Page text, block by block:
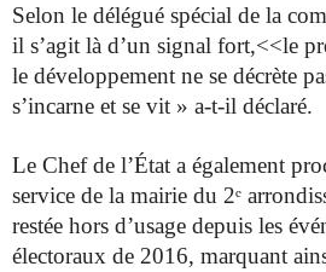
Selon le délégué spécial de la
il s’agit là d’un signal fort,<<le
le développement ne se décrète
s’incarne et se vit » a-t-il déclaré.
Le Chef de l’État a également
service de la mairie du 2ᵉ
restée hors d’usage depuis les
électoraux de 2016, marquant